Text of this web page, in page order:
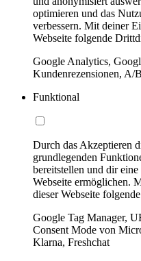
optimieren und das
verbessern. Mit deiner
Webseite folgende
Google Analytics,
Kundenrezensionen, A/
Funktional
Durch das Akzeptieren
grundlegenden
bereitstellen und dir
Webseite ermöglichen.
dieser Webseite
Google Tag Manager,
Consent Mode von
Klarna, Freshchat